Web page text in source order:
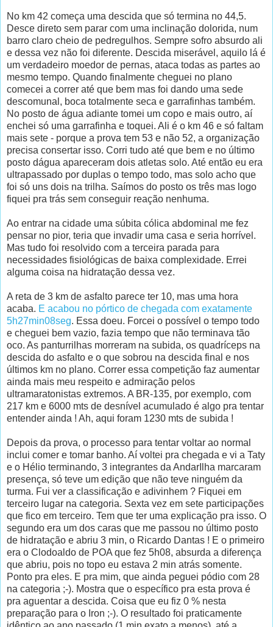
No km 42 começa uma descida que só termina no 44,5.
Desce direto sem parar com uma inclinação dolorida, num
barro claro cheio de pedregulhos. Sempre sofro absurdo ali
e dessa vez não foi diferente. Descida miserável, aquilo lá é
um verdadeiro moedor de pernas, ataca todas as partes ao
mesmo tempo. Quando finalmente cheguei no plano
comecei a correr até que bem mas foi dando uma sede
descomunal, boca totalmente seca e garrafinhas também.
No posto de água adiante tomei um copo e mais outro, aí
enchei só uma garrafinha e toquei. Ali é o km 46 e só faltam
mais sete - porque a prova tem 53 e não 52, a organização
precisa consertar isso. Corri tudo até que bem e no último
posto dágua apareceram dois atletas solo. Até então eu era
ultrapassado por duplas o tempo todo, mas solo acho que
foi só uns dois na trilha. Saímos do posto os três mas logo
fiquei pra trás sem conseguir reação nenhuma.
Ao entrar na cidade uma súbita cólica abdominal me fez
pensar no pior, teria que invadir uma casa e seria horrível.
Mas tudo foi resolvido com a terceira parada para
necessidades fisiológicas de baixa complexidade. Errei
alguma coisa na hidratação dessa vez.
A reta de 3 km de asfalto parece ter 10, mas uma hora
acaba. E acabou no pórtico de chegada com exatamente
5h27min08seg. Essa doeu. Forcei o possível o tempo todo
e cheguei bem vazio, fazia tempo que não terminava tão
oco. As panturrilhas morreram na subida, os quadríceps na
descida do asfalto e o que sobrou na descida final e nos
últimos km no plano. Correr essa competição faz aumentar
ainda mais meu respeito e admiração pelos
ultramaratonistas extremos. A BR-135, por exemplo, com
217 km e 6000 mts de desnível acumulado é algo pra tentar
entender ainda ! Ah, aqui foram 1230 mts de subida !
Depois da prova, o processo para tentar voltar ao normal
inclui comer e tomar banho. Aí voltei pra chegada e vi a Taty
e o Hélio terminando, 3 integrantes da AndarIlha marcaram
presença, só teve um edição que não teve ninguém da
turma. Fui ver a classificação e adivinhem ? Fiquei em
terceiro lugar na categoria. Sexta vez em sete participações
que fico em terceiro. Tem que ter uma explicação pra isso. O
segundo era um dos caras que me passou no último posto
de hidratação e abriu 3 min, o Ricardo Dantas ! E o primeiro
era o Clodoaldo de POA que fez 5h08, absurda a diferença
que abriu, pois no topo eu estava 2 min atrás somente.
Ponto pra eles. E pra mim, que ainda peguei pódio com 28
na categoria ;-). Mostra que o específico pra esta prova é
pra aguentar a descida. Coisa que eu fiz 0 % nesta
preparação para o Iron ;-). O resultado foi praticamente